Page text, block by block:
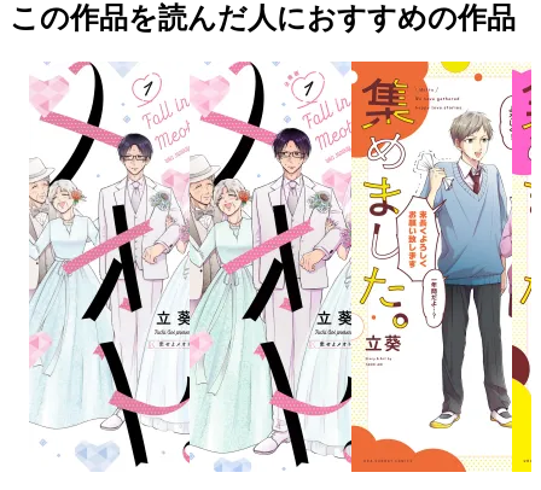
この作品を読んだ人におすすめの作品